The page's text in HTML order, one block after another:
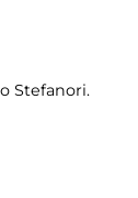
Stefanori.